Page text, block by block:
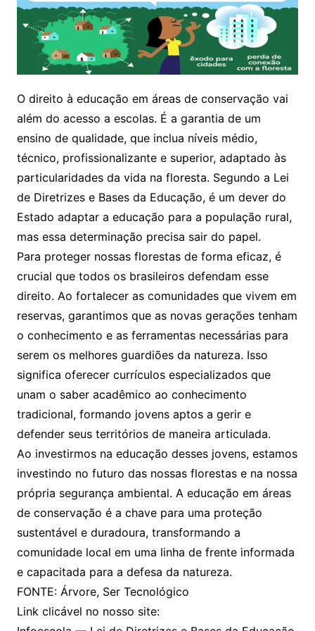
O direito à educação em áreas de conservação vai
além do acesso a escolas. É a garantia de um
ensino de qualidade, que inclua níveis médio,
técnico, profissionalizante e superior, adaptado às
particularidades da vida na floresta. Segundo a Lei
de Diretrizes e Bases da Educação, é um dever do
Estado adaptar a educação para a população rural,
mas essa determinação precisa sair do papel.
Para proteger nossas florestas de forma eficaz, é
crucial que todos os brasileiros defendam esse
direito. Ao fortalecer as comunidades que vivem em
reservas, garantimos que as novas gerações tenham
o conhecimento e as ferramentas necessárias para
serem os melhores guardiões da natureza. Isso
significa oferecer currículos especializados que
unam o saber acadêmico ao conhecimento
tradicional, formando jovens aptos a gerir e
defender seus territórios de maneira articulada.
Ao investirmos na educação desses jovens, estamos
investindo no futuro das nossas florestas e na nossa
própria segurança ambiental. A educação em áreas
de conservação é a chave para uma proteção
sustentável e duradoura, transformando a
comunidade local em uma linha de frente informada
e capacitada para a defesa da natureza.
FONTE: Árvore, Ser Tecnológico
Link clicável no nosso site: